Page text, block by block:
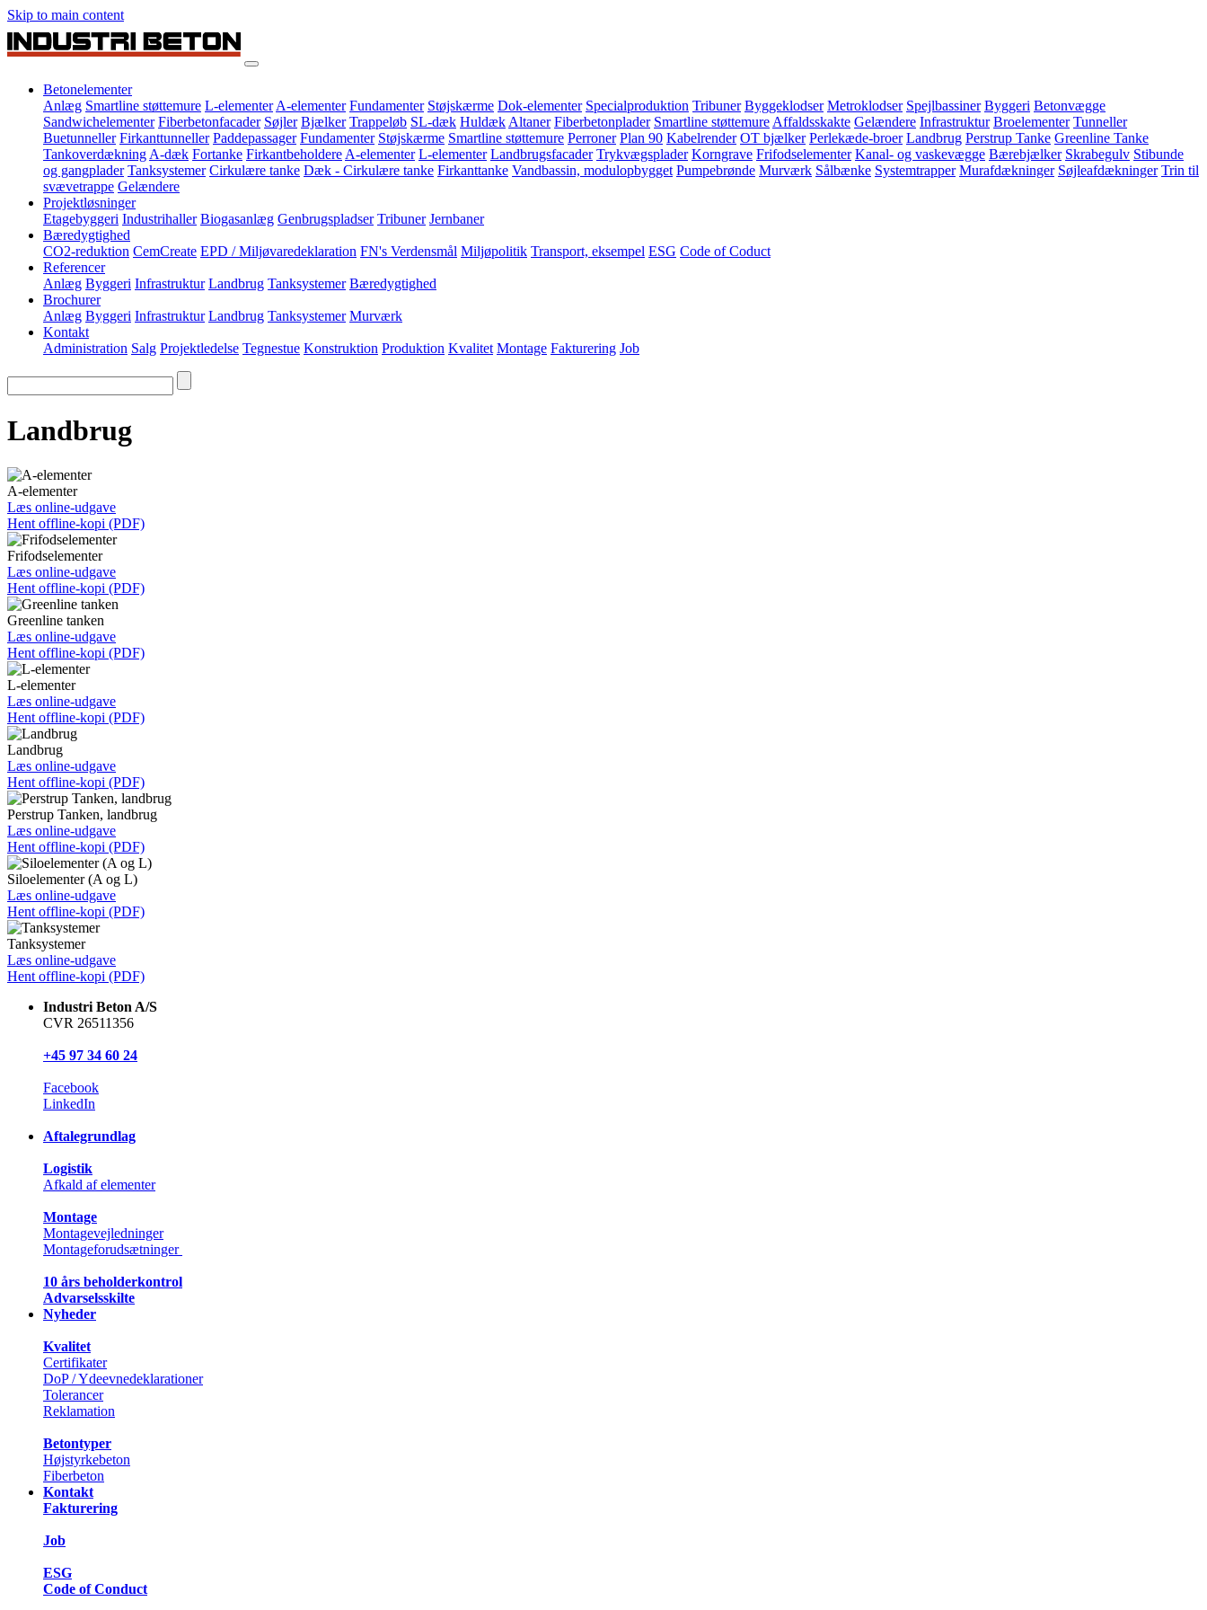
Skip to main content
Betonelementer
Anlæg Smartline støttemure L-elementer A-elementer Fundamenter Støjskærme Dok-elementer Specialproduktion Tribuner Byggeklodser Metroklodser Spejlbassiner Byggeri Betonvægge
Sandwichelementer Fiberbetonfacader Søjler Bjælker Trappeløb SL-dæk Huldæk Altaner Fiberbetonplader Smartline støttemure Affaldsskakte Gelændere Infrastruktur Broelementer Tunneller
Buetunneller Firkanttunneller Paddepassager Fundamenter Støjskærme Smartline støttemure Perroner Plan 90 Kabelrender OT bjælker Perlekæde-broer Landbrug Perstrup Tanke Greenline Tanke
Tankoverdækning A-dæk Fortanke Firkantbeholdere A-elementer L-elementer Landbrugsfacader Trykvægsplader Korngrave Frifodselementer Kanal- og vaskevægge Bærebjælker Skrabegulv Stibunde
og gangplader Tanksystemer Cirkulære tanke Dæk - Cirkulære tanke Firkanttanke Vandbassin, modulopbygget Pumpebrønde Murværk Sålbænke Systemtrapper Murafdækninger Søjleafdækninger Trin til
svævetrappe Gelændere
Projektløsninger
Etagebyggeri Industrihaller Biogasanlæg Genbrugspladser Tribuner Jernbaner
Bæredygtighed
CO2-reduktion CemCreate EPD / Miljøvaredeklaration FN's Verdensmål Miljøpolitik Transport, eksempel ESG Code of Coduct
Referencer
Anlæg Byggeri Infrastruktur Landbrug Tanksystemer Bæredygtighed
Brochurer
Anlæg Byggeri Infrastruktur Landbrug Tanksystemer Murværk
Kontakt
Administration Salg Projektledelse Tegnestue Konstruktion Produktion Kvalitet Montage Fakturering Job
Landbrug
A-elementer
Læs online-udgave
Hent offline-kopi (PDF)
Frifodselementer
Læs online-udgave
Hent offline-kopi (PDF)
Greenline tanken
Læs online-udgave
Hent offline-kopi (PDF)
L-elementer
Læs online-udgave
Hent offline-kopi (PDF)
Landbrug
Læs online-udgave
Hent offline-kopi (PDF)
Perstrup Tanken, landbrug
Læs online-udgave
Hent offline-kopi (PDF)
Siloelementer (A og L)
Læs online-udgave
Hent offline-kopi (PDF)
Tanksystemer
Læs online-udgave
Hent offline-kopi (PDF)
Industri Beton A/S
CVR 26511356
+45 97 34 60 24
Facebook
LinkedIn
Aftalegrundlag
Logistik
Afkald af elementer
Montage
Montagevejledninger
Montageforudsætninger
10 års beholderkontrol
Advarselsskilte
Nyheder
Kvalitet
Certifikater
DoP / Ydeevnedeklarationer
Tolerancer
Reklamation
Betontyper
Højstyrkebeton
Fiberbeton
Kontakt
Fakturering
Job
ESG
Code of Conduct